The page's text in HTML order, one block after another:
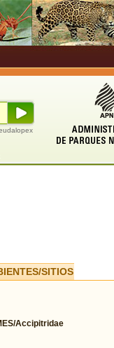
SITIOS
Accipitridae